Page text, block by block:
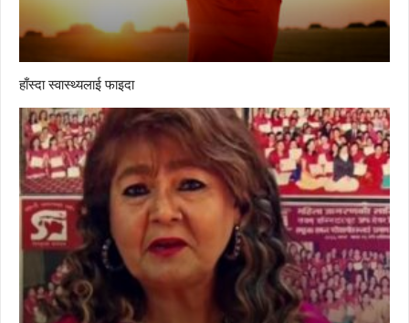
हाँस्दा स्वास्थ्यलाई फाइदा